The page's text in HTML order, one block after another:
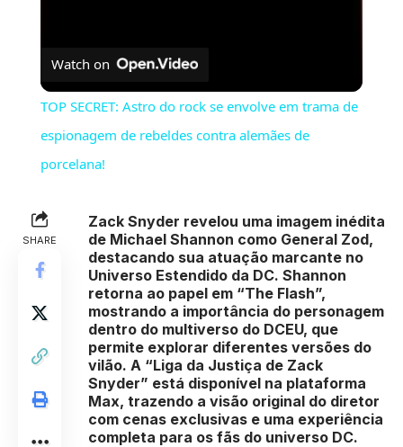
Watch on
TOP SECRET: Astro do rock se envolve em trama de
espionagem de rebeldes contra alemães de
porcelana!
SHARE
Zack Snyder revelou uma imagem inédita
de Michael Shannon como General Zod,
destacando sua atuação marcante no
Universo Estendido da DC. Shannon
retorna ao papel em “The Flash”,
mostrando a importância do personagem
dentro do multiverso do DCEU, que
permite explorar diferentes versões do
vilão. A “Liga da Justiça de Zack
Snyder” está disponível na plataforma
Max, trazendo a visão original do diretor
com cenas exclusivas e uma experiência
completa para os fãs do universo DC.